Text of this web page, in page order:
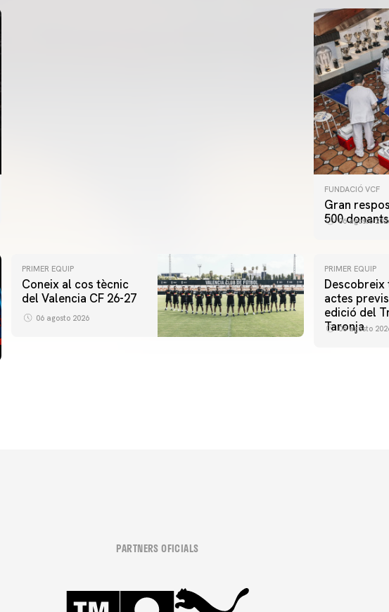
FUNDACIÓ VCF
Gran
50006 agosto
PRIMER EQUIP
Coneix al cos tècnic
del Valencia CF 26-27
06 agosto 2026
PRIMER EQUIP
Descobreix
actes
edició del
Taronja
06 agosto
PARTNERS OFICIALS